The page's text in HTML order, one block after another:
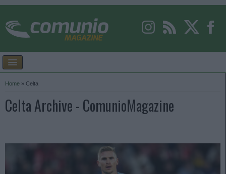
Home » Celta
Celta Archive - ComunioMagazine